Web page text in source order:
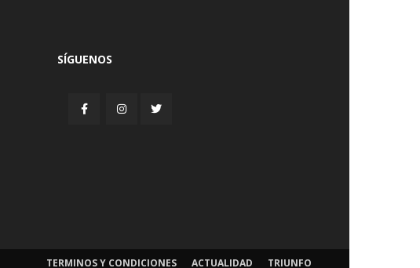
SÍGUENOS
TERMINOS Y CONDICIONES ACTUALIDAD TRIUNFO